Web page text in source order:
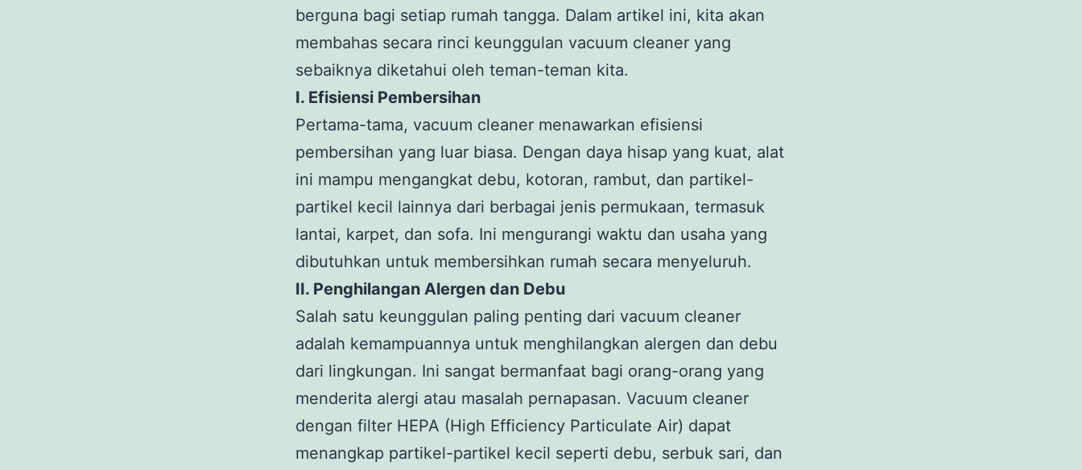
berguna bagi setiap rumah tangga. Dalam artikel ini, kita akan
membahas secara rinci keunggulan vacuum cleaner yang
sebaiknya diketahui oleh teman-teman kita.
I. Efisiensi Pembersihan
Pertama-tama, vacuum cleaner menawarkan efisiensi
pembersihan yang luar biasa. Dengan daya hisap yang kuat, alat
ini mampu mengangkat debu, kotoran, rambut, dan partikel-
partikel kecil lainnya dari berbagai jenis permukaan, termasuk
lantai, karpet, dan sofa. Ini mengurangi waktu dan usaha yang
dibutuhkan untuk membersihkan rumah secara menyeluruh.
II. Penghilangan Alergen dan Debu
Salah satu keunggulan paling penting dari vacuum cleaner
adalah kemampuannya untuk menghilangkan alergen dan debu
dari lingkungan. Ini sangat bermanfaat bagi orang-orang yang
menderita alergi atau masalah pernapasan. Vacuum cleaner
dengan filter HEPA (High Efficiency Particulate Air) dapat
menangkap partikel-partikel kecil seperti debu, serbuk sari, dan